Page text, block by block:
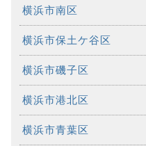
横浜市南区
横浜市保土ケ谷区
横浜市磯子区
横浜市港北区
横浜市青葉区